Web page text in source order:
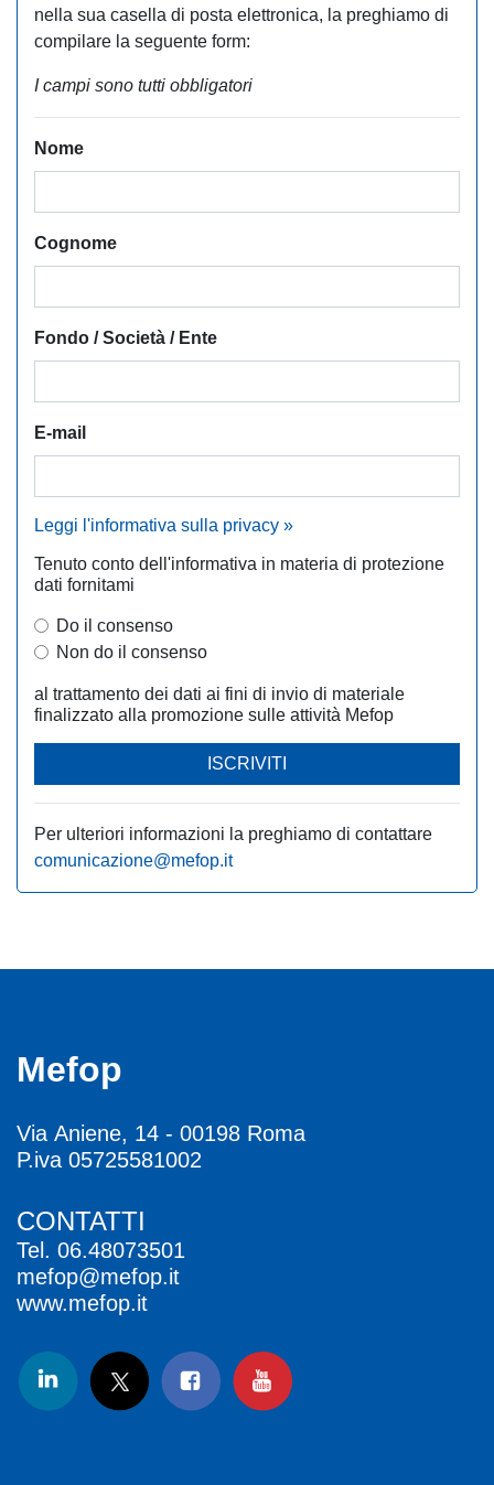
nella sua casella di posta elettronica, la preghiamo di
compilare la seguente form:
I campi sono tutti obbligatori
Nome
Cognome
Fondo / Società / Ente
E-mail
Leggi l'informativa sulla privacy »
Tenuto conto dell'informativa in materia di protezione
dati fornitami
Do il consenso
Non do il consenso
al trattamento dei dati ai fini di invio di materiale
finalizzato alla promozione sulle attività Mefop
ISCRIVITI
Per ulteriori informazioni la preghiamo di contattare
comunicazione@mefop.it
Mefop
Via Aniene, 14 - 00198 Roma
P.iva 05725581002
CONTATTI
Tel. 06.48073501
mefop@mefop.it
www.mefop.it